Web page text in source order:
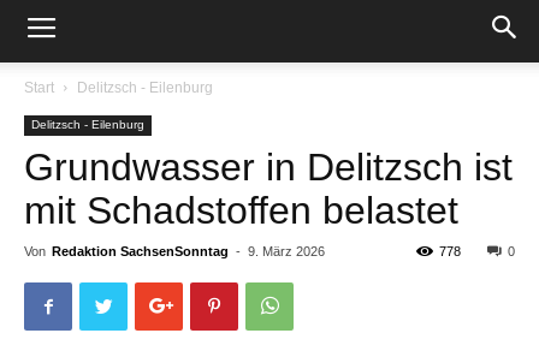
Start Delitzsch - Eilenburg
Delitzsch - Eilenburg
Grundwasser in Delitzsch ist
mit Schadstoffen belastet
Von Redaktion SachsenSonntag - 9. März 2026 0
778